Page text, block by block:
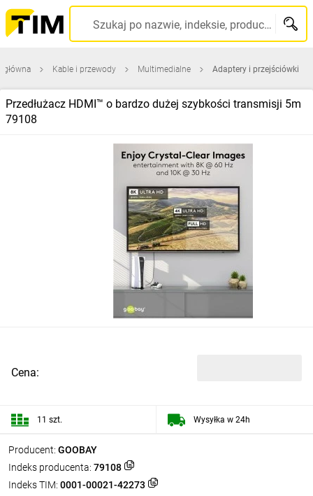
Szukaj po nazwie, indeksie, producencie, kodzie kreskowym...
główna Kable i przewody Multimedialne Adaptery i przejściówki
Przedłużacz HDMI™ o bardzo dużej szybkości transmisji 5m
79108
Producent: GOOBAY
Indeks producenta: 79108
Indeks TIM: 0001-00021-42273
Cena:
11 szt. Wysyłka w 24h